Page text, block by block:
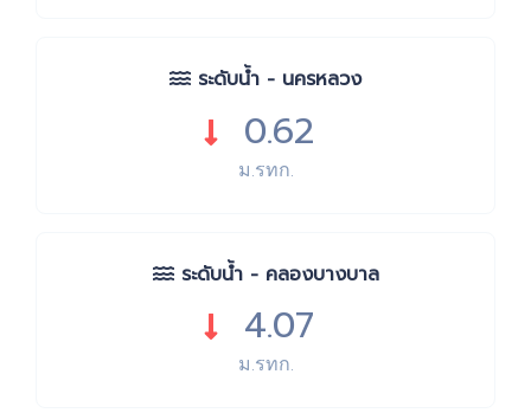
ระดับน้ำ - นครหลวง
0.62
ม.รทก.
ระดับน้ำ - คลองบางบาล
4.07
ม.รทก.